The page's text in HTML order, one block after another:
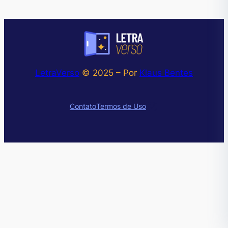
LetraVerso © 2025 – Por Klaus Bentes
ContatoTermos de UsoInstagram